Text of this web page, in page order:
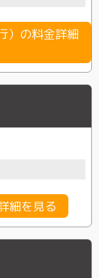
）の料金詳細
細を見る